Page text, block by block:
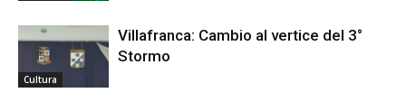
Cultura
Villafranca: Cambio al vertice del 3°
Stormo